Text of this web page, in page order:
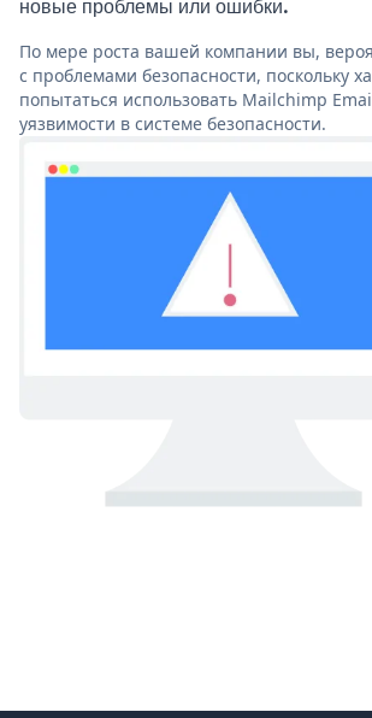
новые проблемы или ошибки.
По мере роста вашей компании вы,
с проблемами безопасности, поскольку
попытаться использовать Mailchimp
уязвимости в системе безопасности.